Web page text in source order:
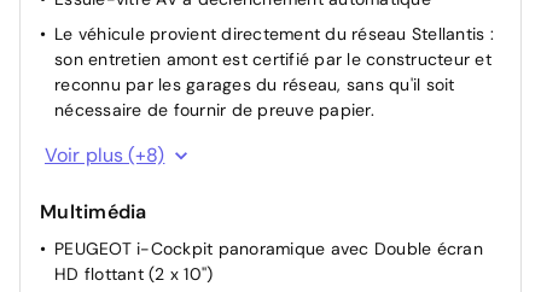
Le véhicule provient directement du réseau Stellantis :
son entretien amont est certifié par le constructeur et
reconnu par les garages du réseau, sans qu'il soit
nécessaire de fournir de preuve papier.
Air conditionné automatique bi-zone
Accès et démarrage mains libres Proximity
Direction assistée
Lève-vitres AV/AR électriques et séquentiels avec
Voir plus (+8)
Multimédia
PEUGEOT i-Cockpit panoramique avec Double écran
HD flottant (2 x 10'')